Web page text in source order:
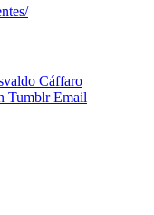
Cáffaro
Tumblr Email